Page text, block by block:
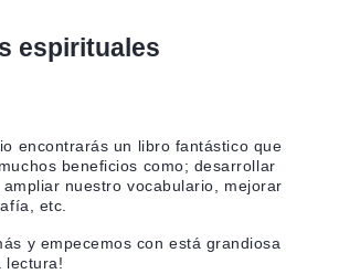
espirituales
encontrarás un libro fantástico que
beneficios como; desarrollar
nuestro vocabulario, mejorar
etc.
y empecemos con está grandiosa
lectura!